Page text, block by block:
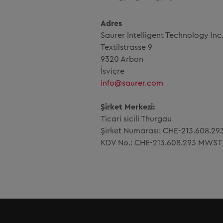
Adres
Saurer Intelligent Technology Inc.
Textilstrasse 9
9320 Arbon
İsviçre
info@saurer.com
Şirket Merkezi:
Ticari sicili Thurgau
Şirket Numarası: CHE-
KDV No.: CHE-213.608.293 MWST